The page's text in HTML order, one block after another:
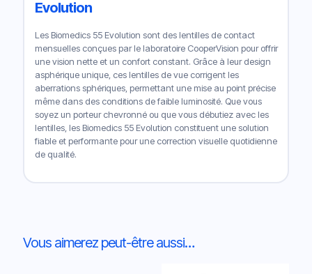
Evolution
Les Biomedics 55 Evolution sont des lentilles de contact
mensuelles conçues par le laboratoire CooperVision pour offrir
une vision nette et un confort constant. Grâce à leur design
asphérique unique, ces lentilles de vue corrigent les
aberrations sphériques, permettant une mise au point précise
même dans des conditions de faible luminosité. Que vous
soyez un porteur chevronné ou que vous débutiez avec les
lentilles, les Biomedics 55 Evolution constituent une solution
fiable et performante pour une correction visuelle quotidienne
de qualité.
Vous aimerez peut-être aussi…